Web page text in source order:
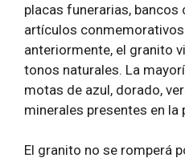
placas funerarias,
artículos
anteriormente, el granito
tonos naturales. La
motas de azul, dorado,
minerales presentes en la
El granito no se romperá